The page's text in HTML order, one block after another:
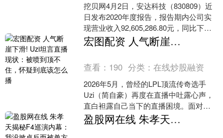
挖贝网4月2日，安达科技（830809）近
日发布2020年度报告，报告期内公司实
现营业收入92,605,286.80元，同比下滑
39.71%；归属于挂牌公司股东....
宏图配资 人气断崖下滑! Uzi坦言直播现状：被喷到顶不住，怀疑到底该怎么播
查看： 190 分类：在线炒股融资
2026年5月，曾经的LPL顶流传奇选手
Uzi（简自豪）再度在直播中吐露心声，
直白袒露自己当下的直播困境。面对肉
眼可见的人气下滑、直播间争议节奏不
断，Uzi心态....
盈股网在线 朱孝天揭秘F4巡演内幕：我没掀桌反而被单方踢出，到底谁欺负人